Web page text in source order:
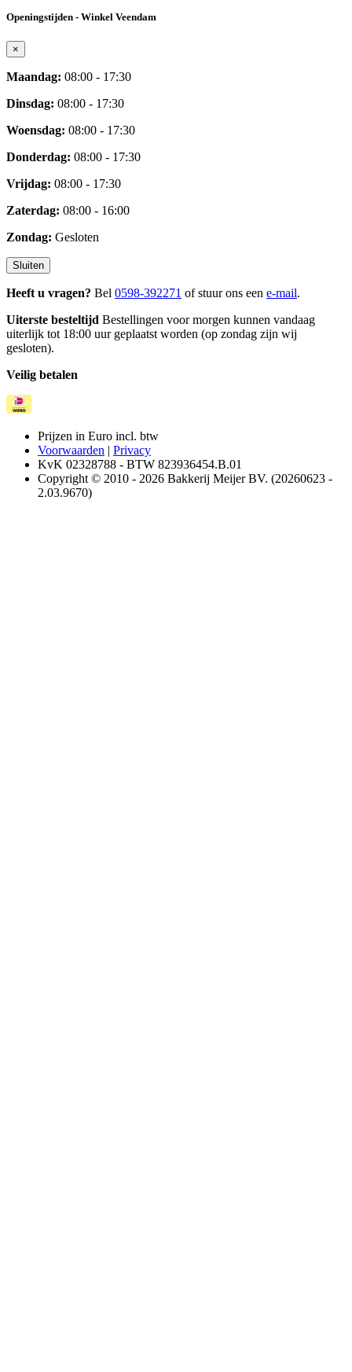
Openingstijden - Winkel Veendam
×
Maandag: 08:00 - 17:30
Dinsdag: 08:00 - 17:30
Woensdag: 08:00 - 17:30
Donderdag: 08:00 - 17:30
Vrijdag: 08:00 - 17:30
Zaterdag: 08:00 - 16:00
Zondag: Gesloten
Sluiten
Heeft u vragen? Bel 0598-392271 of stuur ons een e-mail.
Uiterste besteltijd Bestellingen voor morgen kunnen vandaag
uiterlijk tot 18:00 uur geplaatst worden (op zondag zijn wij
gesloten).
Veilig betalen
Prijzen in Euro incl. btw
Voorwaarden | Privacy
KvK 02328788 - BTW 823936454.B.01
Copyright © 2010 - 2026 Bakkerij Meijer BV. (20260623 -
2.03.9670)